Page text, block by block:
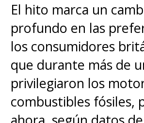
El hito marca un
profundo en las
los consumidores
que durante más de
privilegiaron los
combustibles fósiles,